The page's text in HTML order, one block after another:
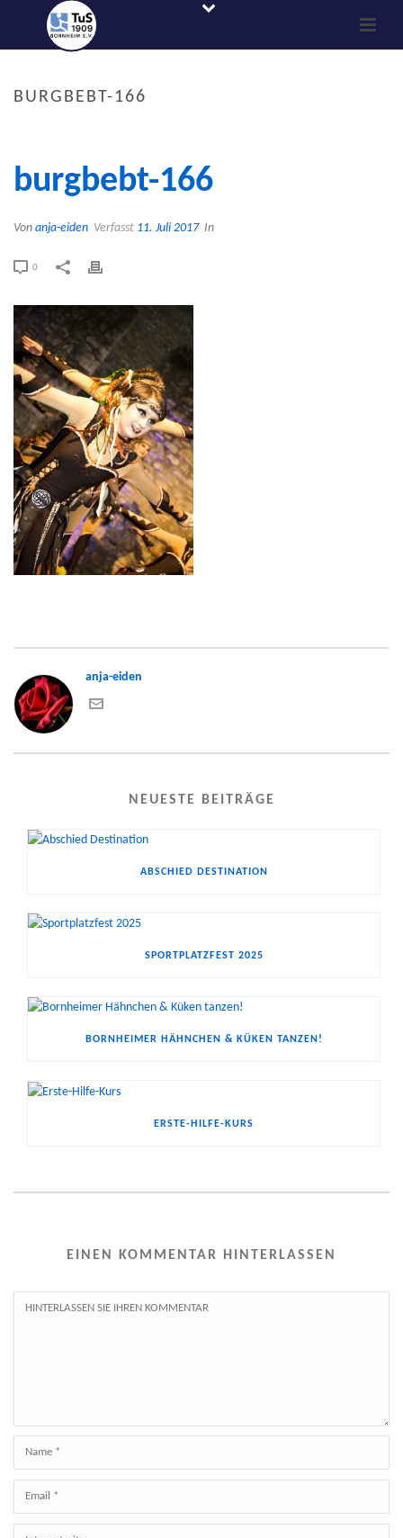
BURGBEBT-166
burgbebt-166
Von anja-eiden Verfasst 11. Juli 2017 In
0
anja-eiden
NEUESTE BEITRÄGE
ABSCHIED DESTINATION
SPORTPLATZFEST 2025
BORNHEIMER HÄHNCHEN & KÜKEN TANZEN!
ERSTE-HILFE-KURS
EINEN KOMMENTAR HINTERLASSEN